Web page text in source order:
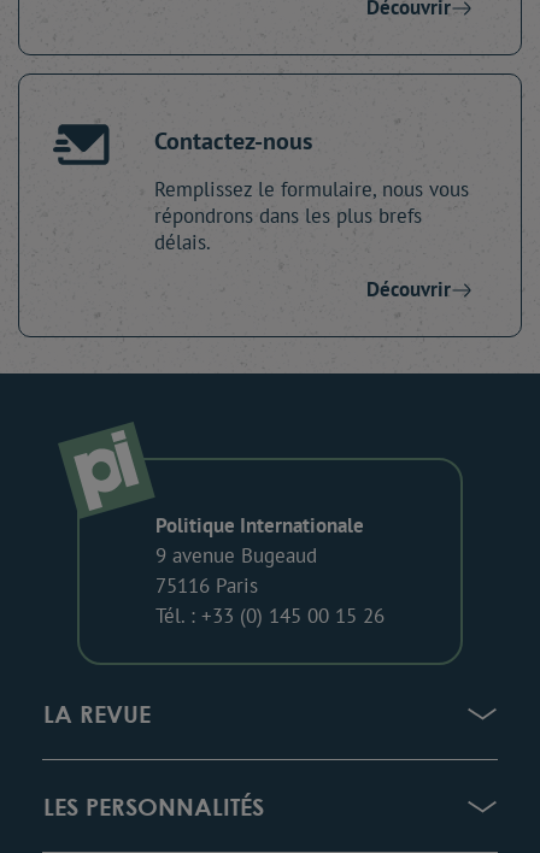
Découvrir
Contactez-nous
Remplissez le formulaire, nous vous
répondrons dans les plus brefs
délais.
Découvrir
Politique Internationale
9 avenue Bugeaud
75116 Paris
Tél. : +33 (0) 145 00 15 26
LA REVUE
LES PERSONNALITÉS